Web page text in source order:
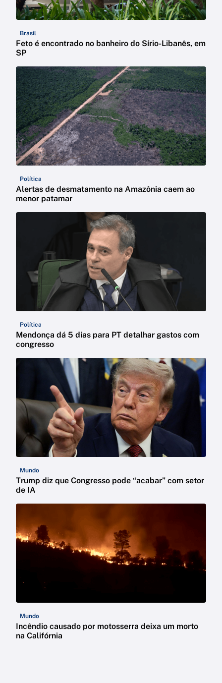
Brasil
Feto é encontrado no banheiro do Sírio-Libanês, em
SP
Política
Alertas de desmatamento na Amazônia caem ao
menor patamar
Política
Mendonça dá 5 dias para PT detalhar gastos com
congresso
Mundo
Trump diz que Congresso pode “acabar” com setor
de IA
Mundo
Incêndio causado por motosserra deixa um morto
na Califórnia